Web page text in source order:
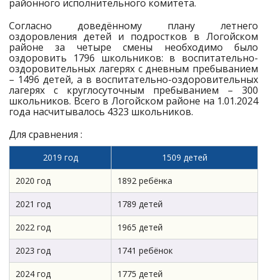
районного исполнительного комитета.
Согласно доведённому плану летнего
оздоровления детей и подростков в Логойском
районе за четыре смены необходимо было
оздоровить 1796 школьников: в воспитательно-
оздоровительных лагерях с дневным пребыванием
– 1496 детей, а в воспитательно-оздоровительных
лагерях с круглосуточным пребыванием – 300
школьников. Всего в Логойском районе на 1.01.2024
года насчитывалось 4323 школьников.
Для сравнения :
2019 год 1509 детей
2020 год 1892 ребёнка
2021 год 1789 детей
2022 год 1965 детей
2023 год 1741 ребёнок
2024 год 1775 детей